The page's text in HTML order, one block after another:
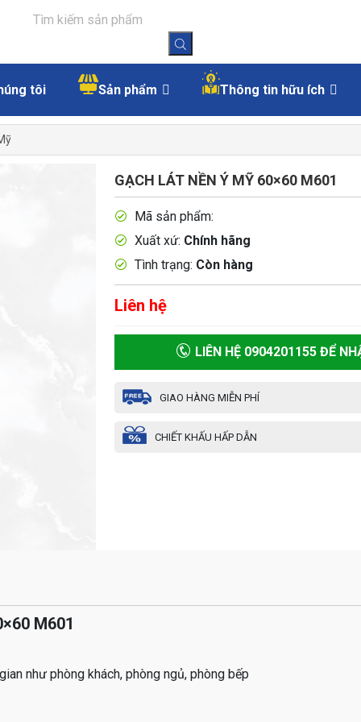
tôi Sản phẩm Thông tin hữu ích
GẠCH LÁT NỀN Ý MỸ 60×60 M601
Mã sản phẩm:
Xuất xứ: Chính hãng
Tình trạng: Còn hàng
Liên hệ
LIÊN HỆ 0904201155 ĐỂ
GIAO HÀNG MIỄN PHÍ
CHIẾT KHẤU HẤP DẪN
M601
như phòng khách, phòng ngủ, phòng bếp